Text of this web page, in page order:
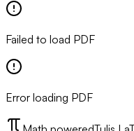
Failed to load PDF
Error loading PDF